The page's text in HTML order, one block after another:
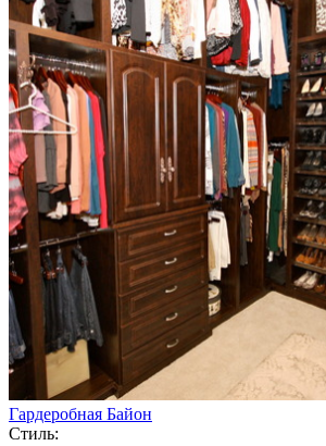
Гардеробная Байон
Стиль: